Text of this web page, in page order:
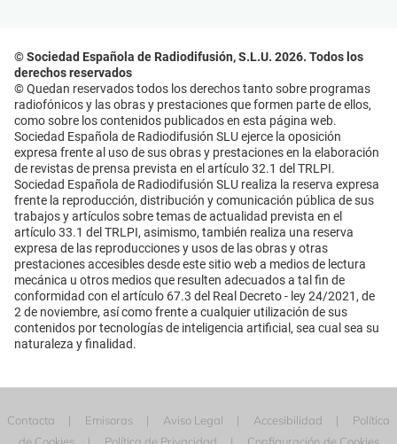
© Sociedad Española de Radiodifusión, S.L.U. 2026. Todos los
derechos reservados
© Quedan reservados todos los derechos tanto sobre programas
radiofónicos y las obras y prestaciones que formen parte de ellos,
como sobre los contenidos publicados en esta página web.
Sociedad Española de Radiodifusión SLU ejerce la oposición
expresa frente al uso de sus obras y prestaciones en la elaboración
de revistas de prensa prevista en el artículo 32.1 del TRLPI.
Sociedad Española de Radiodifusión SLU realiza la reserva expresa
frente la reproducción, distribución y comunicación pública de sus
trabajos y artículos sobre temas de actualidad prevista en el
artículo 33.1 del TRLPI, asimismo, también realiza una reserva
expresa de las reproducciones y usos de las obras y otras
prestaciones accesibles desde este sitio web a medios de lectura
mecánica u otros medios que resulten adecuados a tal fin de
conformidad con el artículo 67.3 del Real Decreto - ley 24/2021, de
2 de noviembre, así como frente a cualquier utilización de sus
contenidos por tecnologías de inteligencia artificial, sea cual sea su
naturaleza y finalidad.
Contacta Emisoras Aviso Legal Accesibilidad
Política